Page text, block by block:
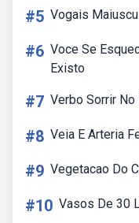
#5 Vogais
#6 Voce Se
Existo
#7 Verbo Sorrir
#8 Veia E Arteria
#9 Vegetacao Do
#10 Vasos De 30